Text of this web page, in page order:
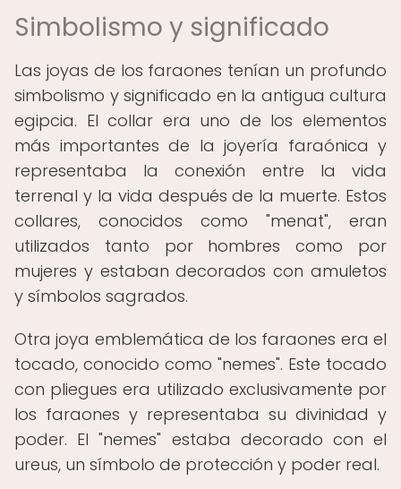
Simbolismo y significado
Las joyas de los faraones tenían un profundo
simbolismo y significado en la antigua cultura
egipcia. El collar era uno de los elementos
más importantes de la joyería faraónica y
representaba la conexión entre la vida
terrenal y la vida después de la muerte. Estos
collares, conocidos como "menat", eran
utilizados tanto por hombres como por
mujeres y estaban decorados con amuletos
y símbolos sagrados.
Otra joya emblemática de los faraones era el
tocado, conocido como "nemes". Este tocado
con pliegues era utilizado exclusivamente por
los faraones y representaba su divinidad y
poder. El "nemes" estaba decorado con el
ureus, un símbolo de protección y poder real.